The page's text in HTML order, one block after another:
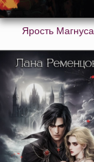
Ярость Магнуса